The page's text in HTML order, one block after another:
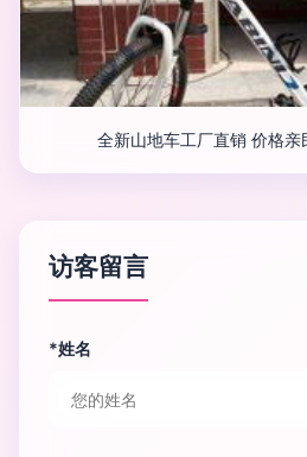
全新山地车工厂直销 价格
访客留言
*姓名